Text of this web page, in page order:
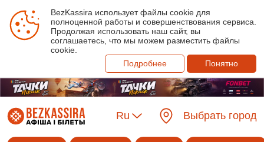
BezKassira использует файлы cookie для
полноценной работы и совершенствования сервиса.
Продолжая использовать наш сайт, вы
соглашаетесь, что мы можем разместить файлы
cookie.
Подробнее
Понятно
Ru Выбрать город